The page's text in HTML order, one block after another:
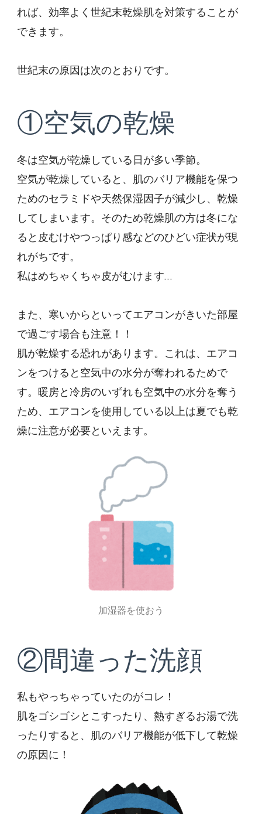
れば、効率よく世紀末乾燥肌を対策することが
できます。
世紀末の原因は次のとおりです。
①空気の乾燥
冬は空気が乾燥している日が多い季節。
空気が乾燥していると、肌のバリア機能を保つ
ためのセラミドや天然保湿因子が減少し、乾燥
してしまいます。そのため乾燥肌の方は冬にな
ると皮むけやつっぱり感などのひどい症状が現
れがちです。
私はめちゃくちゃ皮がむけます…
また、寒いからといってエアコンがきいた部屋
で過ごす場合も注意！！
肌が乾燥する恐れがあります。これは、エアコ
ンをつけると空気中の水分が奪われるためで
す。暖房と冷房のいずれも空気中の水分を奪う
ため、エアコンを使用している以上は夏でも乾
燥に注意が必要といえます。
加湿器を使おう
②間違った洗顔
私もやっちゃっていたのがコレ！
肌をゴシゴシとこすったり、熱すぎるお湯で洗
ったりすると、肌のバリア機能が低下して乾燥
の原因に！